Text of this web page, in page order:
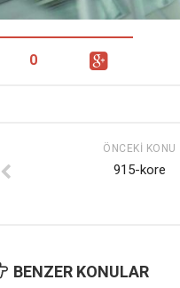
0
ÖNCEKI KONU
915-kore
BENZER KONULAR